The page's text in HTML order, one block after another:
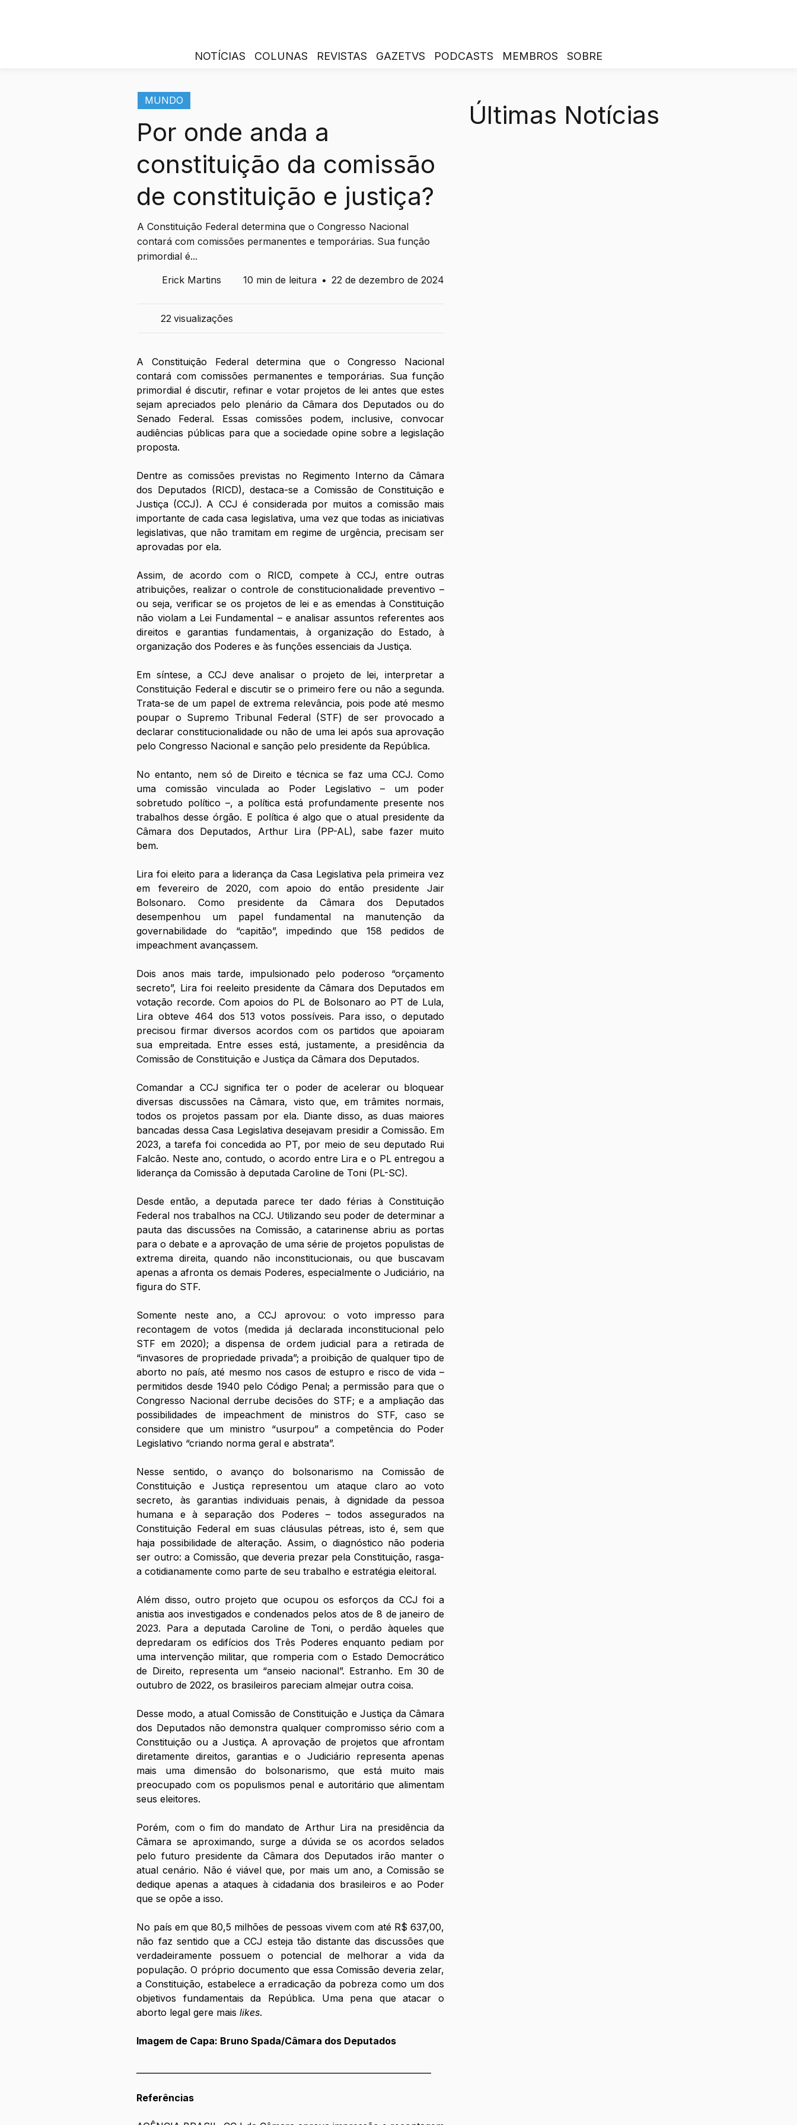
NOTÍCIAS COLUNAS REVISTAS GAZETVS PODCASTS MEMBROS SOBRE
MUNDO
Por onde anda a
constituição da comissão
de constituição e justiça?
A Constituição Federal determina que o Congresso Nacional
contará com comissões permanentes e temporárias. Sua função
primordial é...
Erick Martins
10 min de leitura • 22 de dezembro de 2024
22 visualizações
A Constituição Federal determina que o Congresso Nacional
contará com comissões permanentes e temporárias. Sua função
primordial é discutir, refinar e votar projetos de lei antes que estes
sejam apreciados pelo plenário da Câmara dos Deputados ou do
Senado Federal. Essas comissões podem, inclusive, convocar
audiências públicas para que a sociedade opine sobre a legislação
proposta.
Dentre as comissões previstas no Regimento Interno da Câmara
dos Deputados (RICD), destaca-se a Comissão de Constituição e
Justiça (CCJ). A CCJ é considerada por muitos a comissão mais
importante de cada casa legislativa, uma vez que todas as iniciativas
legislativas, que não tramitam em regime de urgência, precisam ser
aprovadas por ela.
Assim, de acordo com o RICD, compete à CCJ, entre outras
atribuições, realizar o controle de constitucionalidade preventivo –
ou seja, verificar se os projetos de lei e as emendas à Constituição
não violam a Lei Fundamental – e analisar assuntos referentes aos
direitos e garantias fundamentais, à organização do Estado, à
organização dos Poderes e às funções essenciais da Justiça.
Em síntese, a CCJ deve analisar o projeto de lei, interpretar a
Constituição Federal e discutir se o primeiro fere ou não a segunda.
Trata-se de um papel de extrema relevância, pois pode até mesmo
poupar o Supremo Tribunal Federal (STF) de ser provocado a
declarar constitucionalidade ou não de uma lei após sua aprovação
pelo Congresso Nacional e sanção pelo presidente da República.
No entanto, nem só de Direito e técnica se faz uma CCJ. Como
uma comissão vinculada ao Poder Legislativo – um poder
sobretudo político –, a política está profundamente presente nos
trabalhos desse órgão. E política é algo que o atual presidente da
Câmara dos Deputados, Arthur Lira (PP-AL), sabe fazer muito
bem.
Lira foi eleito para a liderança da Casa Legislativa pela primeira vez
em fevereiro de 2020, com apoio do então presidente Jair
Bolsonaro. Como presidente da Câmara dos Deputados
desempenhou um papel fundamental na manutenção da
governabilidade do “capitão”, impedindo que 158 pedidos de
impeachment avançassem.
Dois anos mais tarde, impulsionado pelo poderoso “orçamento
secreto”, Lira foi reeleito presidente da Câmara dos Deputados em
votação recorde. Com apoios do PL de Bolsonaro ao PT de Lula,
Lira obteve 464 dos 513 votos possíveis. Para isso, o deputado
precisou firmar diversos acordos com os partidos que apoiaram
sua empreitada. Entre esses está, justamente, a presidência da
Comissão de Constituição e Justiça da Câmara dos Deputados.
Comandar a CCJ significa ter o poder de acelerar ou bloquear
diversas discussões na Câmara, visto que, em trâmites normais,
todos os projetos passam por ela. Diante disso, as duas maiores
bancadas dessa Casa Legislativa desejavam presidir a Comissão. Em
2023, a tarefa foi concedida ao PT, por meio de seu deputado Rui
Falcão. Neste ano, contudo, o acordo entre Lira e o PL entregou a
liderança da Comissão à deputada Caroline de Toni (PL-SC).
Desde então, a deputada parece ter dado férias à Constituição
Federal nos trabalhos na CCJ. Utilizando seu poder de determinar a
pauta das discussões na Comissão, a catarinense abriu as portas
para o debate e a aprovação de uma série de projetos populistas de
extrema direita, quando não inconstitucionais, ou que buscavam
apenas a afronta os demais Poderes, especialmente o Judiciário, na
figura do STF.
Somente neste ano, a CCJ aprovou: o voto impresso para
recontagem de votos (medida já declarada inconstitucional pelo
STF em 2020); a dispensa de ordem judicial para a retirada de
“invasores de propriedade privada”; a proibição de qualquer tipo de
aborto no país, até mesmo nos casos de estupro e risco de vida –
permitidos desde 1940 pelo Código Penal; a permissão para que o
Congresso Nacional derrube decisões do STF; e a ampliação das
possibilidades de impeachment de ministros do STF, caso se
considere que um ministro “usurpou” a competência do Poder
Legislativo “criando norma geral e abstrata”.
Nesse sentido, o avanço do bolsonarismo na Comissão de
Constituição e Justiça representou um ataque claro ao voto
secreto, às garantias individuais penais, à dignidade da pessoa
humana e à separação dos Poderes – todos assegurados na
Constituição Federal em suas cláusulas pétreas, isto é, sem que
haja possibilidade de alteração. Assim, o diagnóstico não poderia
ser outro: a Comissão, que deveria prezar pela Constituição, rasga-
a cotidianamente como parte de seu trabalho e estratégia eleitoral.
Além disso, outro projeto que ocupou os esforços da CCJ foi a
anistia aos investigados e condenados pelos atos de 8 de janeiro de
2023. Para a deputada Caroline de Toni, o perdão àqueles que
depredaram os edifícios dos Três Poderes enquanto pediam por
uma intervenção militar, que romperia com o Estado Democrático
de Direito, representa um “anseio nacional”. Estranho. Em 30 de
outubro de 2022, os brasileiros pareciam almejar outra coisa.
Desse modo, a atual Comissão de Constituição e Justiça da Câmara
dos Deputados não demonstra qualquer compromisso sério com a
Constituição ou a Justiça. A aprovação de projetos que afrontam
diretamente direitos, garantias e o Judiciário representa apenas
mais uma dimensão do bolsonarismo, que está muito mais
preocupado com os populismos penal e autoritário que alimentam
seus eleitores.
Porém, com o fim do mandato de Arthur Lira na presidência da
Câmara se aproximando, surge a dúvida se os acordos selados
pelo futuro presidente da Câmara dos Deputados irão manter o
atual cenário. Não é viável que, por mais um ano, a Comissão se
dedique apenas a ataques à cidadania dos brasileiros e ao Poder
que se opõe a isso.
No país em que 80,5 milhões de pessoas vivem com até R$ 637,00,
não faz sentido que a CCJ esteja tão distante das discussões que
verdadeiramente possuem o potencial de melhorar a vida da
população. O próprio documento que essa Comissão deveria zelar,
a Constituição, estabelece a erradicação da pobreza como um dos
objetivos fundamentais da República. Uma pena que atacar o
aborto legal gere mais likes.
Imagem de Capa: Bruno Spada/Câmara dos Deputados
Referências
Últimas Notícias